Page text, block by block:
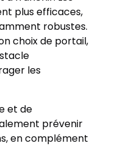
plus efficaces,
robustes.
choix de portail,
les
et de
prévenir
en complément